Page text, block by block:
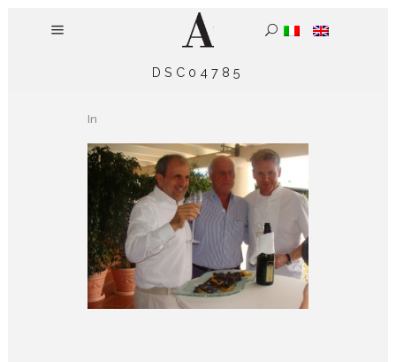
DSC04785
In